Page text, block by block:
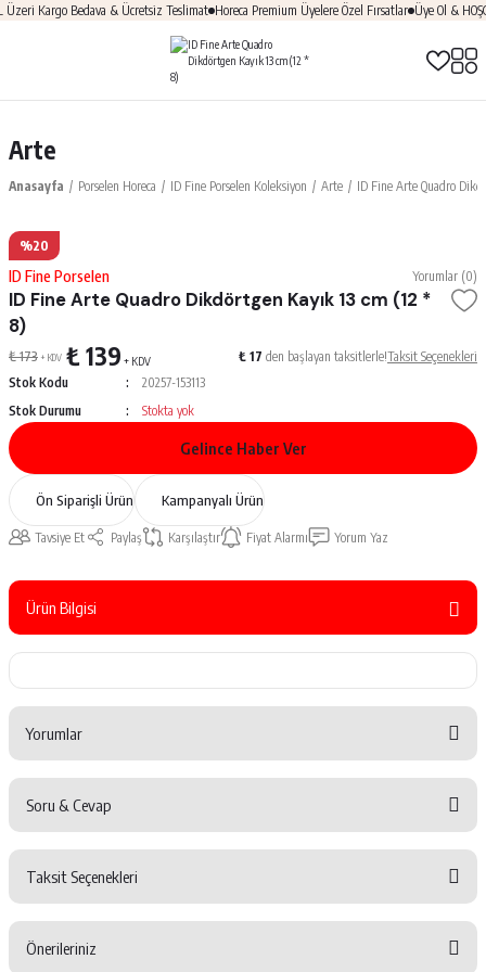
Kargo Bedava & Ücretsiz Teslimat Horeca Premium Üyelere Özel Fırsatlar Üye Ol &
Arte
Anasayfa Porselen Horeca ID Fine Porselen Koleksiyon Arte ID Fine Arte Quadro
%20
ID Fine Porselen Yorumlar (0)
ID Fine Arte Quadro Dikdörtgen Kayık 13 cm (12 *
8)
₺ 173 + KDV ₺ 139 + KDV ₺ 17 den başlayan taksitlerle!Taksit Seçenekleri
Stok Kodu
20257-153113
Stok Durumu
Stokta yok
Gelince Haber Ver
Ön Siparişli Ürün Kampanyalı Ürün
Tavsiye Et Paylaş Karşılaştır Fiyat Alarmı Yorum Yaz
Ürün Bilgisi
Yorumlar
Yorum Yaz
Soru & Cevap
Taksit Seçenekleri
Önerileriniz